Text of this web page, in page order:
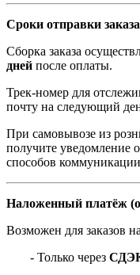
Сроки отправки заказа
Сборка заказа
дней после оплаты.
Трек-номер для
почту на следующий
При самовывозе из
получите уведомление
способов
Наложенный платёж
Возможен для заказов
- Только через